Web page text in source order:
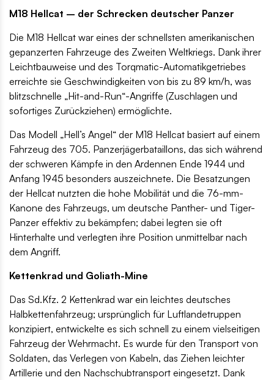
M18 Hellcat – der Schrecken deutscher Panzer
Die M18 Hellcat war eines der schnellsten amerikanischen
gepanzerten Fahrzeuge des Zweiten Weltkriegs. Dank ihrer
Leichtbauweise und des Torqmatic-Automatikgetriebes
erreichte sie Geschwindigkeiten von bis zu 89 km/h, was
blitzschnelle „Hit-and-Run“-Angriffe (Zuschlagen und
sofortiges Zurückziehen) ermöglichte.
Das Modell „Hell’s Angel“ der M18 Hellcat basiert auf einem
Fahrzeug des 705. Panzerjägerbataillons, das sich während
der schweren Kämpfe in den Ardennen Ende 1944 und
Anfang 1945 besonders auszeichnete. Die Besatzungen
der Hellcat nutzten die hohe Mobilität und die 76-mm-
Kanone des Fahrzeugs, um deutsche Panther- und Tiger-
Panzer effektiv zu bekämpfen; dabei legten sie oft
Hinterhalte und verlegten ihre Position unmittelbar nach
dem Angriff.
Kettenkrad und Goliath-Mine
Das Sd.Kfz. 2 Kettenkrad war ein leichtes deutsches
Halbkettenfahrzeug; ursprünglich für Luftlandetruppen
konzipiert, entwickelte es sich schnell zu einem vielseitigen
Fahrzeug der Wehrmacht. Es wurde für den Transport von
Soldaten, das Verlegen von Kabeln, das Ziehen leichter
Artillerie und den Nachschubtransport eingesetzt. Dank